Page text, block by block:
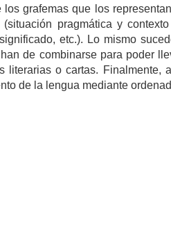
grafemas que los
pragmática y
etc.). Lo mismo
de combinarse para poder
literarias o cartas.
de la lengua mediante